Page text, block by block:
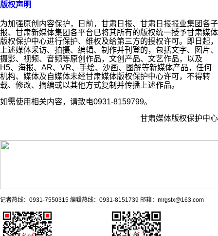
版权声明
为加强原创内容保护，日前，甘肃日报、甘肃日报报业集团各子
报、甘肃新媒体集团各平台已将其所有的版权统一授予甘肃媒体
版权保护中心进行保护、维权及给第三方的授权许可。即日起，
上述媒体采访、拍摄、编辑、制作并刊登的，包括文字、图片、
摄影、视频、音频等原创作品，文创产品、文艺作品，以及
H5、海报、AR、VR、手绘、沙画、图解等新媒体产品，任何
机构、媒体及自媒体未经甘肃媒体版权保护中心许可，不得转
载、修改、摘编或以其他方式复制并传播上述作品。
如需使用相关内容，请致电0931-8159799。
甘肃媒体版权保护中心
记者热线：0931-7550315 编辑热线：0931-8151739 邮箱：mrgstx@163.com